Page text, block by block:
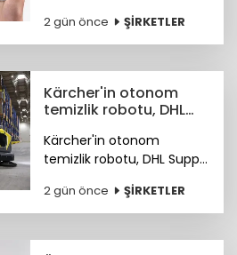
sayfa açıyor.
2 gün önce ŞİRKETLER
Kärcher'in otonom
temizlik robotu, DHL
Kärcher'in otonom
temizlik robotu, DHL Supply
göreve başladı.
2 gün önce ŞİRKETLER